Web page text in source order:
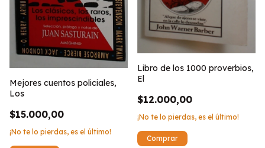
Mejores cuentos policiales,
Los
$15.000,00
¡No te lo pierdas, es el último!
Libro de los 1000 proverbios,
El
$12.000,00
¡No te lo pierdas, es el último!